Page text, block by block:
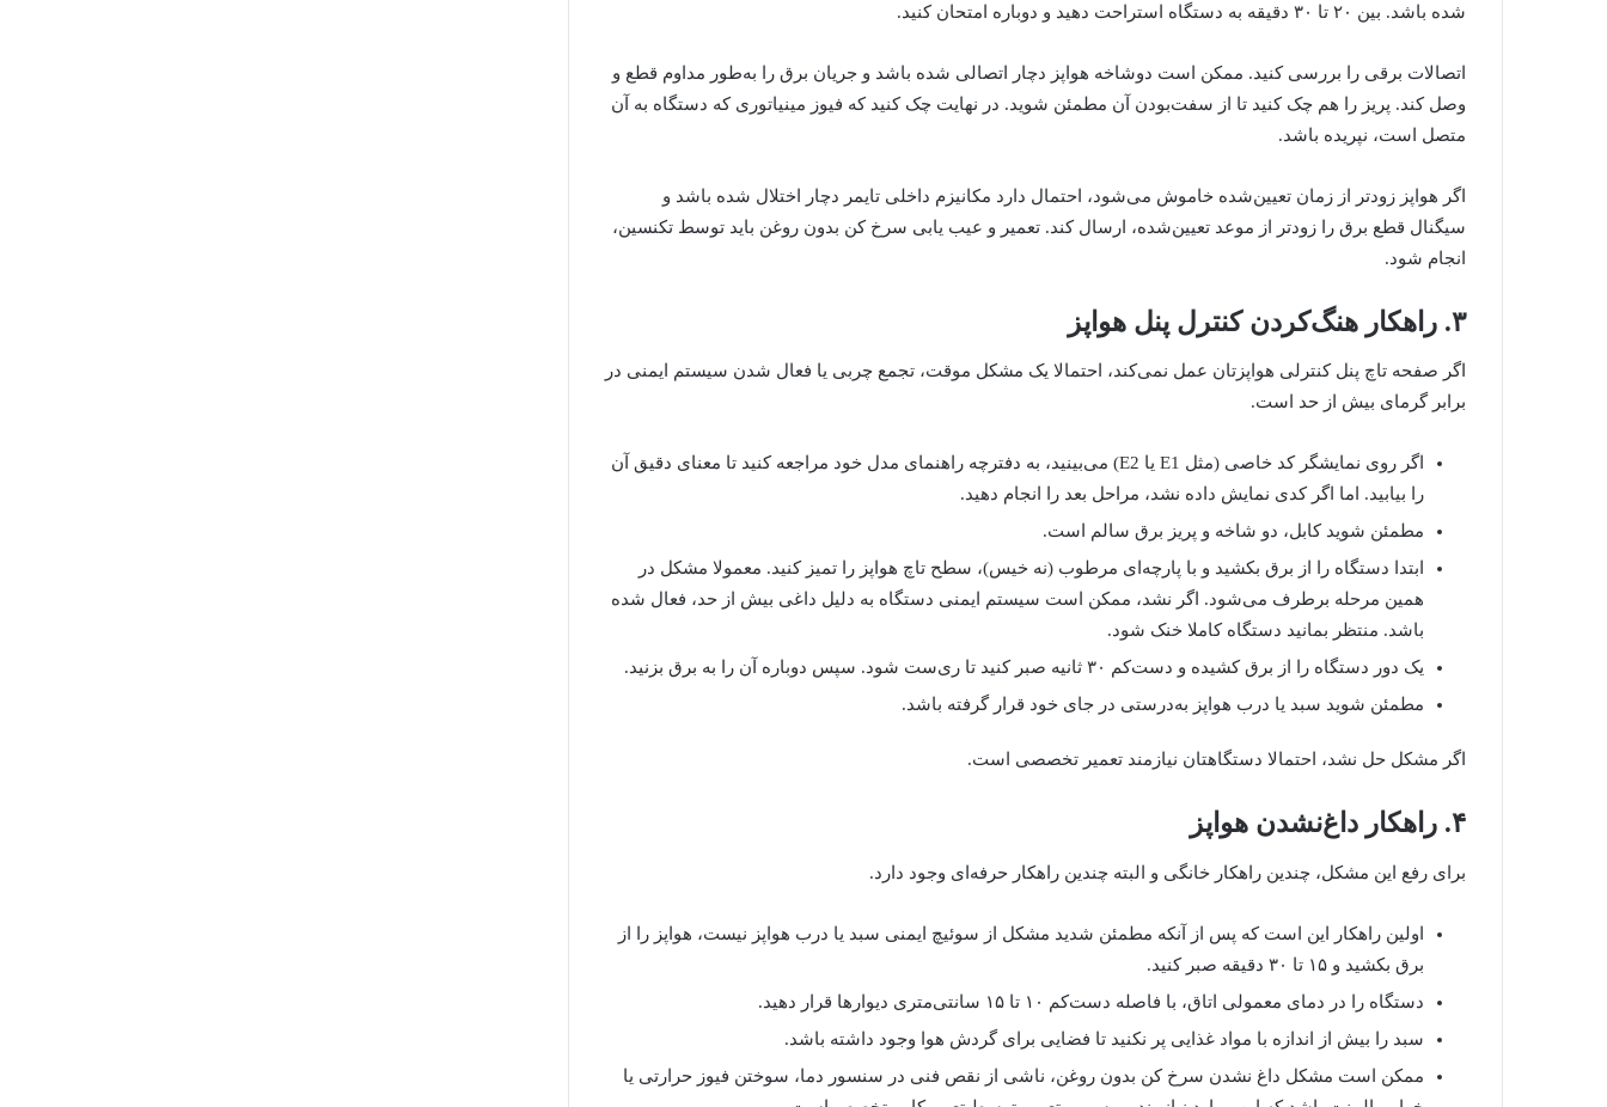
شده باشد. بین ۲۰ تا ۳۰ دقیقه به دستگاه استراحت دهید و دوباره امتحان کنید.
اتصالات برقی را بررسی کنید. ممکن است دوشاخه هواپز دچار اتصالی شده باشد و جریان برق را به‌طور مداوم قطع و
وصل کند. پریز را هم چک کنید تا از سفت‌بودن آن مطمئن شوید. در نهایت چک کنید که فیوز مینیاتوری که دستگاه به آن
متصل است، نپریده باشد.
اگر هواپز زودتر از زمان تعیین‌شده خاموش می‌شود، احتمال دارد مکانیزم داخلی تایمر دچار اختلال شده باشد و
سیگنال قطع برق را زودتر از موعد تعیین‌شده، ارسال کند. تعمیر و عیب یابی سرخ کن بدون روغن باید توسط تکنسین،
انجام شود.
۳. راهکار هنگ‌کردن کنترل پنل هواپز
اگر صفحه تاچ پنل کنترلی هواپزتان عمل نمی‌کند، احتمالا یک مشکل موقت، تجمع چربی یا فعال شدن سیستم ایمنی در
برابر گرمای بیش از حد است.
اگر روی نمایشگر کد خاصی (مثل E1 یا E2) می‌بینید، به دفترچه راهنمای مدل خود مراجعه کنید تا معنای دقیق آن
را بیابید. اما اگر کدی نمایش داده نشد، مراحل بعد را انجام دهید.
مطمئن شوید کابل، دو شاخه و پریز برق سالم است.
ابتدا دستگاه را از برق بکشید و با پارچه‌ای مرطوب (نه خیس)، سطح تاچ هواپز را تمیز کنید. معمولا مشکل در
همین مرحله برطرف می‌شود. اگر نشد، ممکن است سیستم ایمنی دستگاه به دلیل داغی بیش از حد، فعال شده
باشد. منتظر بمانید دستگاه کاملا خنک شود.
یک دور دستگاه را از برق کشیده و دست‌کم ۳۰ ثانیه صبر کنید تا ری‌ست شود. سپس دوباره آن را به برق بزنید.
مطمئن شوید سبد یا درب هواپز به‌درستی در جای خود قرار گرفته باشد.
اگر مشکل حل نشد، احتمالا دستگاهتان نیازمند تعمیر تخصصی است.
۴. راهکار داغ‌نشدن هواپز
برای رفع این مشکل، چندین راهکار خانگی و البته چندین راهکار حرفه‌ای وجود دارد.
اولین راهکار این است که پس از آنکه مطمئن شدید مشکل از سوئیچ ایمنی سبد یا درب هواپز نیست، هواپز را از
برق بکشید و ۱۵ تا ۳۰ دقیقه صبر کنید.
دستگاه را در دمای معمولی اتاق، با فاصله دست‌کم ۱۰ تا ۱۵ سانتی‌متری دیوارها قرار دهید.
سبد را بیش از اندازه با مواد غذایی پر نکنید تا فضایی برای گردش هوا وجود داشته باشد.
ممکن است مشکل داغ نشدن سرخ کن بدون روغن، ناشی از نقص فنی در سنسور دما، سوختن فیوز حرارتی یا